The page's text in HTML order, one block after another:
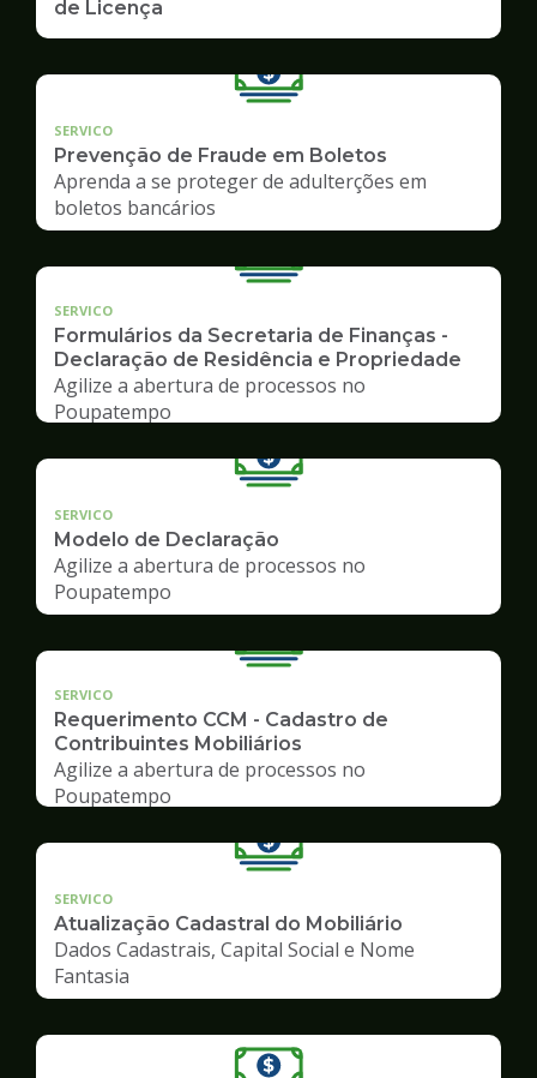
de Licença
SERVICO
Prevenção de Fraude em Boletos
Aprenda a se proteger de adulterções em
boletos bancários
SERVICO
Formulários da Secretaria de Finanças -
Declaração de Residência e Propriedade
Agilize a abertura de processos no
Poupatempo
SERVICO
Modelo de Declaração
Agilize a abertura de processos no
Poupatempo
SERVICO
Requerimento CCM - Cadastro de
Contribuintes Mobiliários
Agilize a abertura de processos no
Poupatempo
SERVICO
Atualização Cadastral do Mobiliário
Dados Cadastrais, Capital Social e Nome
Fantasia